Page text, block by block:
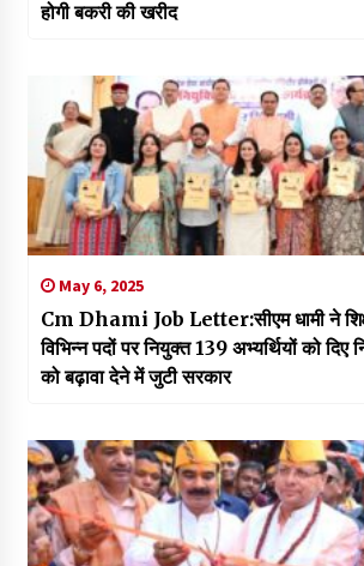
होगी बकरी की खरीद
May 6, 2025
Cm Dhami Job Letter:सीएम धामी ने
विभिन्न पदों पर नियुक्त 139 अभ्यर्थियों को दिए
को बढ़ावा देने में जुटी सरकार